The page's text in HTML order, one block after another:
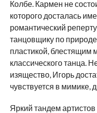
Колбе. Кармен не
которого досталась
романтический
танцовщику по
пластикой, блестящим
классического танца.
изящество, Игорь
чувствуется в мимике,
Яркий тандем артистов